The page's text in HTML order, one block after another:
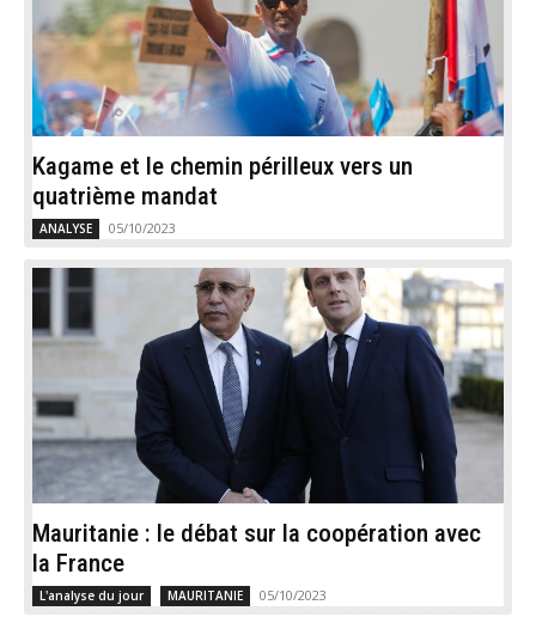
Kagame et le chemin périlleux vers un
quatrième mandat
ANALYSE 05/10/2023
Mauritanie : le débat sur la coopération avec
la France
L'analyse du jour MAURITANIE 05/10/2023